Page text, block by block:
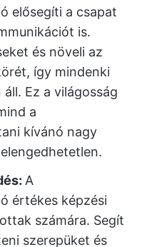
elősegíti a csapat
is.
és növeli az
így mindenki
Ez a világosság
a
kívánó nagy
A
értékes képzési
számára. Segít
szerepüket és